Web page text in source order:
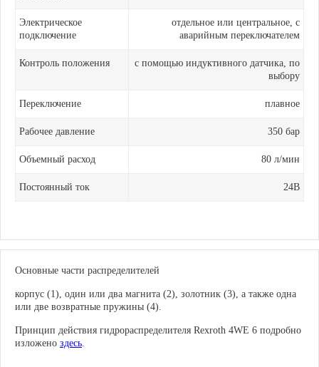
Электрическое
подключение
отдельное или центральное, с
аварийным переключателем
Контроль положения
с помощью индуктивного датчика, по
выбору
Переключение плавное
Рабочее давление 350 бар
Объемный расход 80 л/мин
Постоянный ток 24В
Основные части распределителей
корпус (1), один или два магнита (2), золотник (3), а также одна
или две возвратные пружины (4).
Принцип действия гидрораспределителя Rexroth 4WE 6 подробно
изложено здесь.